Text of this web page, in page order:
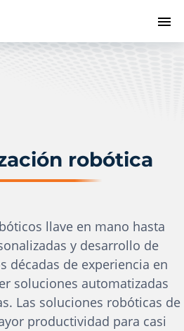
robótica
llave en mano hasta
y desarrollo de
décadas de experiencia en
soluciones automatizadas
Las soluciones robóticas de
productividad para casi